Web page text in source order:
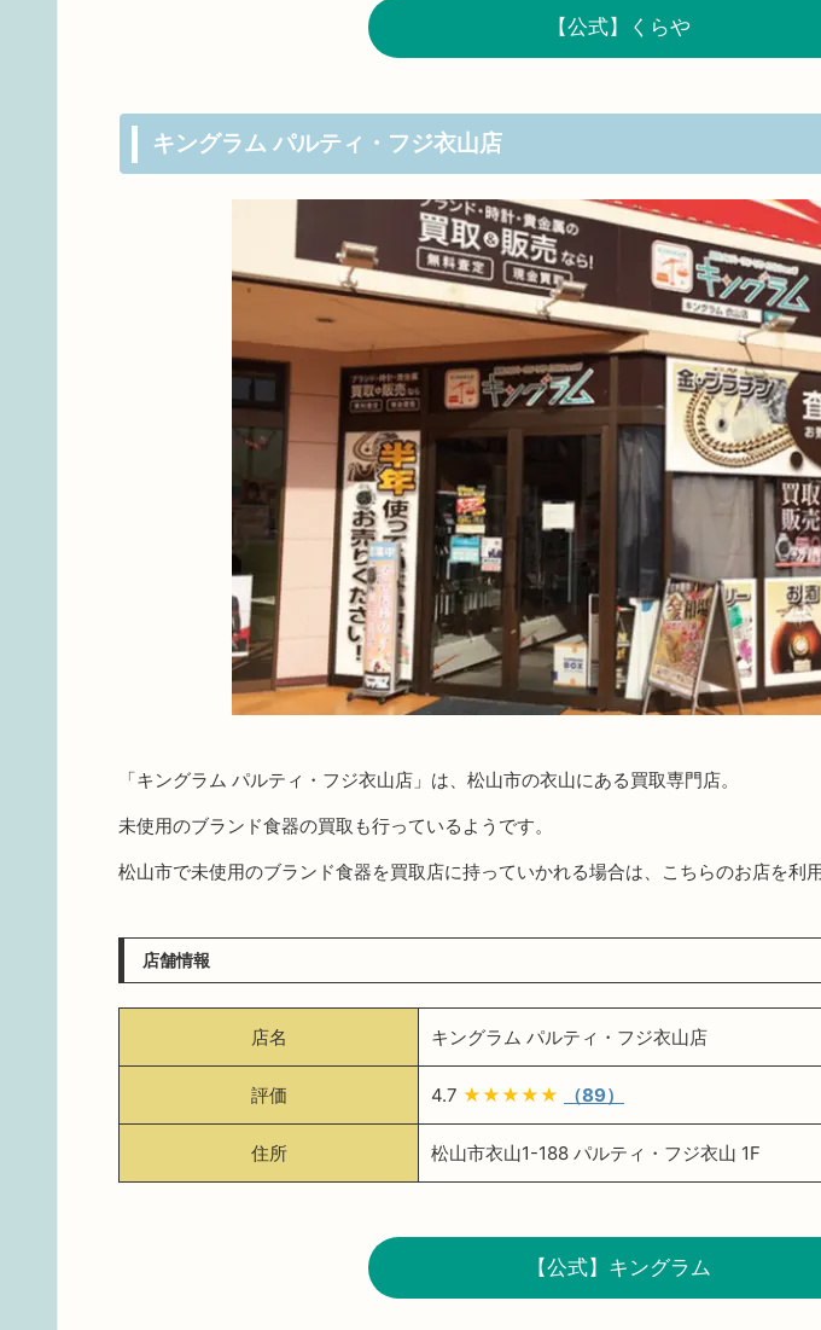
【公式】くらや
キングラム パルティ・フジ衣山店
「キングラム パルティ・フジ衣山店」は、松山市の衣山にある買取専門店。
未使用のブランド食器の買取も行っているようです。
松山市で未使用のブランド食器を買取店に持っていかれる場合は、こちらのお店を利
店舗情報
店名 キングラム パルティ・フジ衣山店
評価 4.7 ★★★★★ （89）
住所 松山市衣山1-188 パルティ・フジ衣山 1F
【公式】キングラム